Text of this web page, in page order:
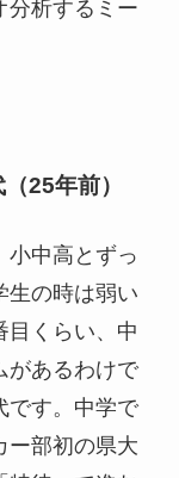
分析するミー
25年前）
小中高とずっ
生の時は弱い
目くらい、中
があるわけで
です。中学で
ー部初の県大